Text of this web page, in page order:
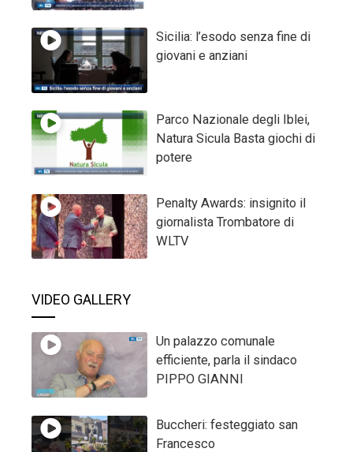
Sicilia: l’esodo senza fine di
giovani e anziani
Parco Nazionale degli Iblei,
Natura Sicula Basta giochi di
potere
Penalty Awards: insignito il
giornalista Trombatore di
WLTV
VIDEO GALLERY
Un palazzo comunale
efficiente, parla il sindaco
PIPPO GIANNI
Buccheri: festeggiato san
Francesco